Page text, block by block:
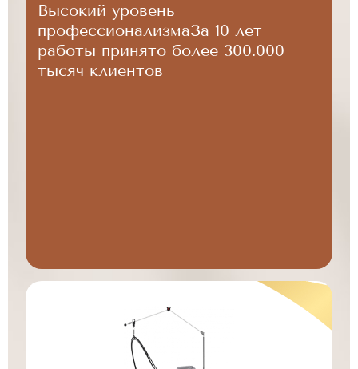
Высокий уровень
профессионализмаЗа 10 лет
работы принято более 300.000
тысяч клиентов